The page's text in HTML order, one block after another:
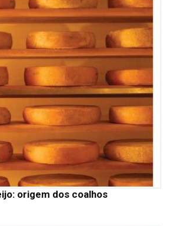
origem dos coalhos